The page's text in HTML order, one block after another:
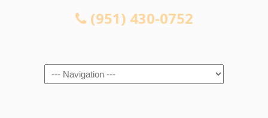
(951) 430-0752
Navigation